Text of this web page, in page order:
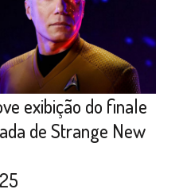
exibição do finale
de Strange New